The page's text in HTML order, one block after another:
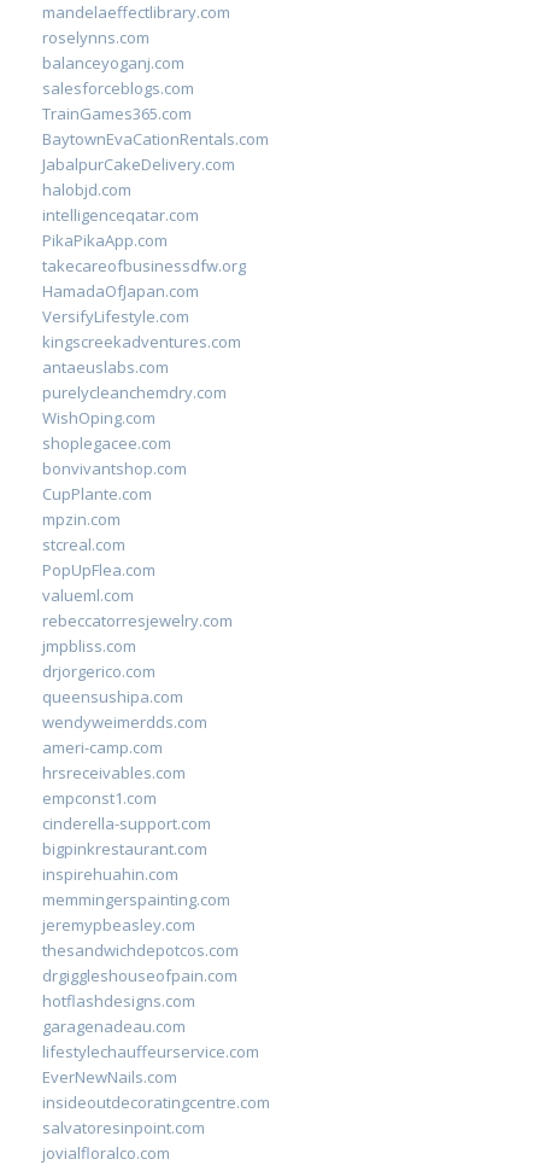
mandelaeffectlibrary.com
roselynns.com
balanceyoganj.com
salesforceblogs.com
TrainGames365.com
BaytownEvaCationRentals.com
JabalpurCakeDelivery.com
halobjd.com
intelligenceqatar.com
PikaPikaApp.com
takecareofbusinessdfw.org
HamadaOfJapan.com
VersifyLifestyle.com
kingscreekadventures.com
antaeuslabs.com
purelycleanchemdry.com
WishOping.com
shoplegacee.com
bonvivantshop.com
CupPlante.com
mpzin.com
stcreal.com
PopUpFlea.com
valueml.com
rebeccatorresjewelry.com
jmpbliss.com
drjorgerico.com
queensushipa.com
wendyweimerdds.com
ameri-camp.com
hrsreceivables.com
empconst1.com
cinderella-support.com
bigpinkrestaurant.com
inspirehuahin.com
memmingerspainting.com
jeremypbeasley.com
thesandwichdepotcos.com
drgiggleshouseofpain.com
hotflashdesigns.com
garagenadeau.com
lifestylechauffeurservice.com
EverNewNails.com
insideoutdecoratingcentre.com
salvatoresinpoint.com
jovialfloralco.com